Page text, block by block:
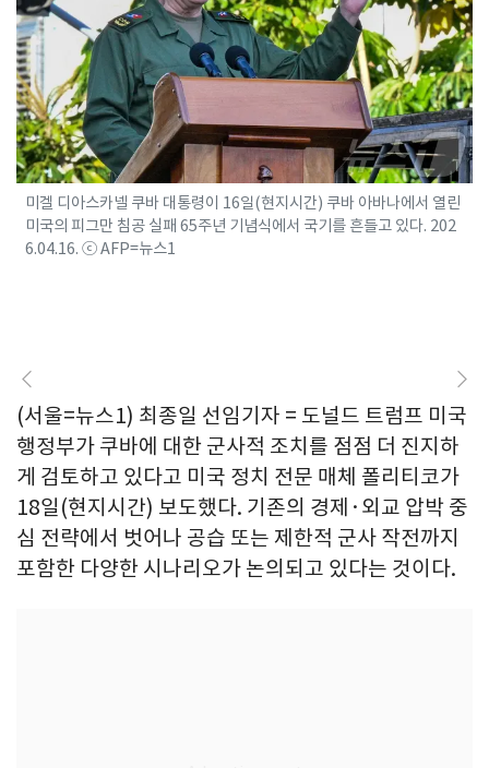
미겔 디아스카넬 쿠바 대통령이 16일(현지시간) 쿠바 아바나에서 열린
미국의 피그만 침공 실패 65주년 기념식에서 국기를 흔들고 있다. 202
6.04.16. ⓒ AFP=뉴스1
(서울=뉴스1) 최종일 선임기자 = 도널드 트럼프 미국
행정부가 쿠바에 대한 군사적 조치를 점점 더 진지하
게 검토하고 있다고 미국 정치 전문 매체 폴리티코가
18일(현지시간) 보도했다. 기존의 경제·외교 압박 중
심 전략에서 벗어나 공습 또는 제한적 군사 작전까지
포함한 다양한 시나리오가 논의되고 있다는 것이다.